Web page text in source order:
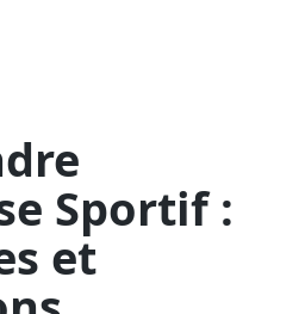
Sportif :
et